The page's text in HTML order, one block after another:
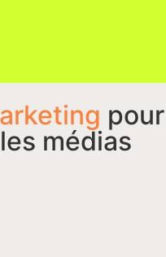
pour
médias